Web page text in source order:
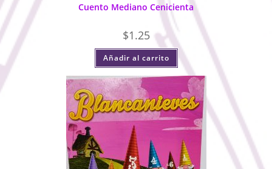
Cuento Mediano Cenicienta
$1.25
Añadir al carrito